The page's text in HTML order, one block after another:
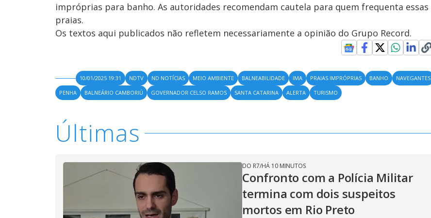
impróprias para banho. As autoridades recomendam cautela para quem frequenta essas
praias.
Os textos aqui publicados não refletem necessariamente a opinião do Grupo Record.
10/01/2025 19:31 NDTV ND NOTÍCIAS MEIO AMBIENTE BALNEABILIDADE IMA PRAIAS IMPRÓPRIAS BANHO
NAVEGANTES
PENHA
BALNEÁRIO CAMBORIÚ GOVERNADOR CELSO RAMOS SANTA CATARINA ALERTA TURISMO
Últimas
DO R7/HÁ 10 MINUTOS
Confronto com a Polícia Militar
termina com dois suspeitos
mortos em Rio Preto